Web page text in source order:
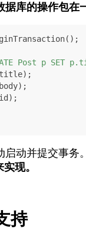
据库的操作包在
Post p SET
启动并提交事务
现。
持